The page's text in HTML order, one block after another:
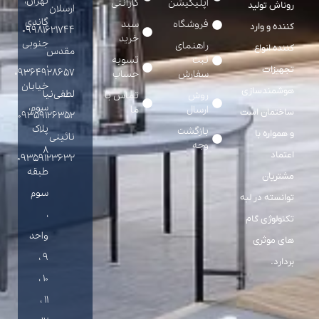
روناش تولید
کننده و وارد
کننده انواع
تجهیزات
هوشمندسازی
ساختمان است
و همواره با
اعتماد
مشتریان
توانسته در لبه
تکنولوژی گام
های موثری
بردارد.
اپلیکیشن
فروشگاه
راهنمای
ثبت
سفارش
روش
ارسال
بازگشت
وجه
گارانتی
سبد
خرید
تسویه
حساب
تماس با
ما
ارسلان
09981621744
مقدس
09364928657
لطفی‌نیا
09359126352
نائینی
09359123632
گاندی
جنوبی
،
خیابان
سوم،
پلاک
طبقه
سوم
،
واحد
9 ،
10 ،
11 ،